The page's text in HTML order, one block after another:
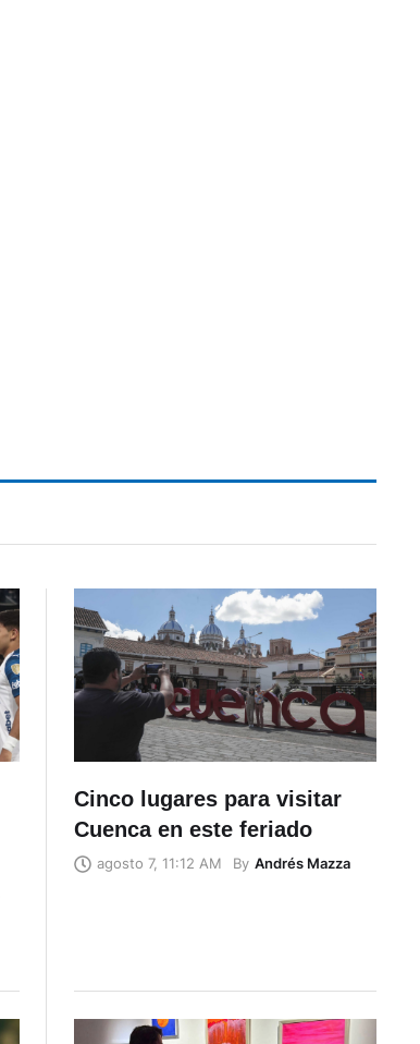
Cinco lugares para visitar
Cuenca en este feriado
agosto 7, 11:12 AM By Andrés Mazza